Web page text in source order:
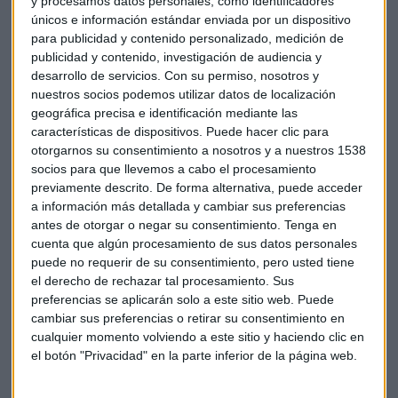
únicos e información estándar enviada por un dispositivo
para publicidad y contenido personalizado, medición de
publicidad y contenido, investigación de audiencia y
desarrollo de servicios. Con su permiso, nosotros y
nuestros socios podemos utilizar datos de localización
geográfica precisa e identificación mediante las
características de dispositivos. Puede hacer clic para
otorgarnos su consentimiento a nosotros y a nuestros 1538
socios para que llevemos a cabo el procesamiento
previamente descrito. De forma alternativa, puede acceder
a información más detallada y cambiar sus preferencias
antes de otorgar o negar su consentimiento. Tenga en
cuenta que algún procesamiento de sus datos personales
puede no requerir de su consentimiento, pero usted tiene
el derecho de rechazar tal procesamiento. Sus
preferencias se aplicarán solo a este sitio web. Puede
cambiar sus preferencias o retirar su consentimiento en
cualquier momento volviendo a este sitio y haciendo clic en
el botón "Privacidad" en la parte inferior de la página web.
Como consecuencia de una mayor actividad comercial
crecen los márgenes:margen de intereses(+4,1%),
margen bruto(+5,3%;) ymargen de explotación
provisiones (+6,1%).
EVO Banco
En lo que se refiere a EVO Banco experimenta en su cartera